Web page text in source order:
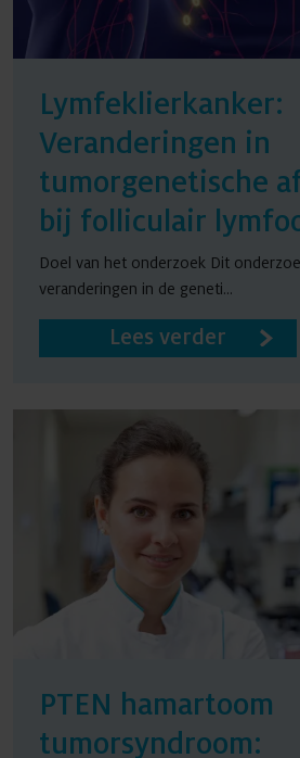
Lymfeklierkanker:
Veranderingen in
tumorgenetische
bij folliculair
Doel van het onderzoek Dit
veranderingen in de geneti...
Lees verder
PTEN hamartoom
tumorsyndroom: